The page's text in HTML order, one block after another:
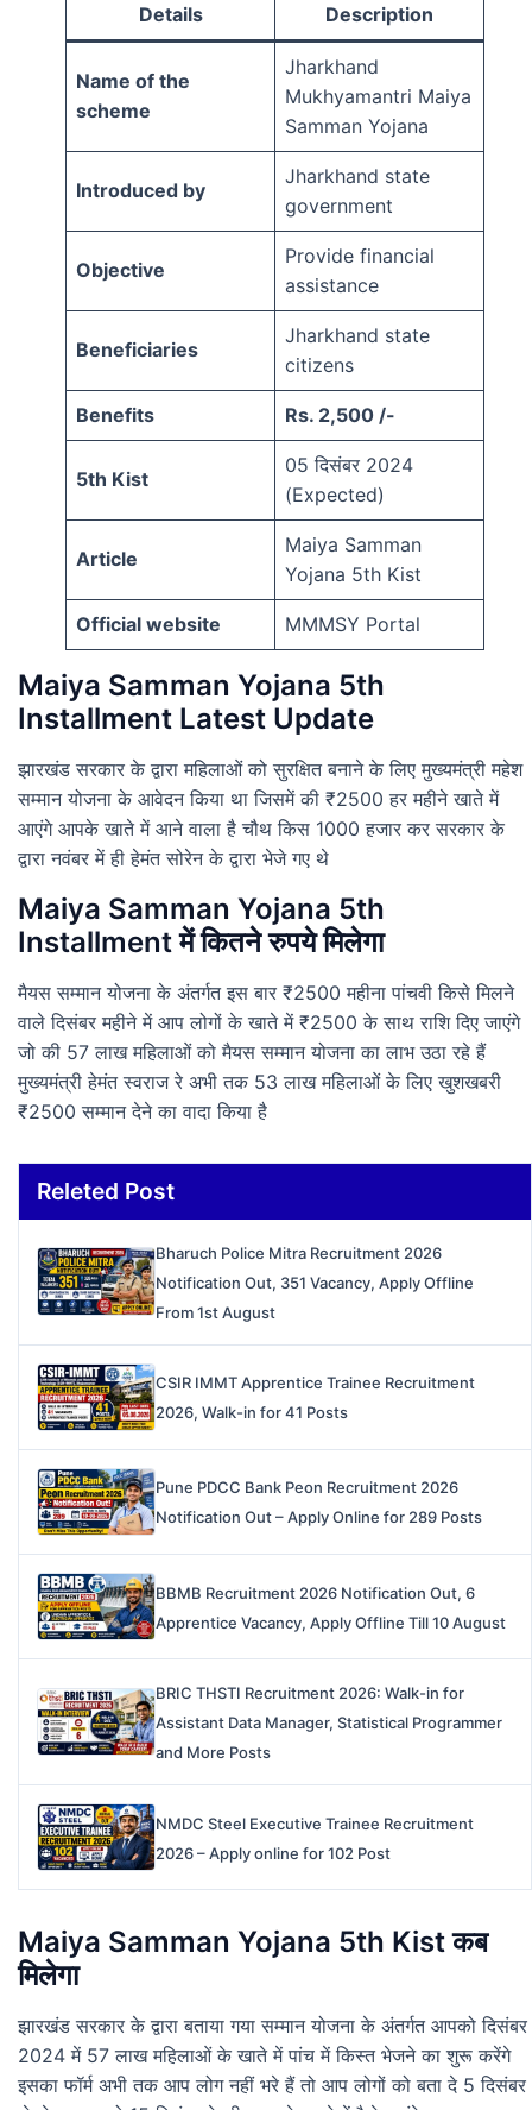
Details Description
Name of the
scheme
Jharkhand
Mukhyamantri Maiya
Samman Yojana
Introduced by
Jharkhand state
government
Objective
Provide financial
assistance
Beneficiaries
Jharkhand state
citizens
Benefits Rs. 2,500 /-
5th Kist
05 दिसंबर 2024
(Expected)
Article
Maiya Samman
Yojana 5th Kist
Official website MMMSY Portal
Maiya Samman Yojana 5th
Installment Latest Update
झारखंड सरकार के द्वारा महिलाओं को सुरक्षित बनाने के लिए मुख्यमंत्री महेश
सम्मान योजना के आवेदन किया था जिसमें की ₹2500 हर महीने खाते में
आएंगे आपके खाते में आने वाला है चौथ किस 1000 हजार कर सरकार के
द्वारा नवंबर में ही हेमंत सोरेन के द्वारा भेजे गए थे
Maiya Samman Yojana 5th
Installment में कितने रुपये मिलेगा
मैयस सम्मान योजना के अंतर्गत इस बार ₹2500 महीना पांचवी किसे मिलने
वाले दिसंबर महीने में आप लोगों के खाते में ₹2500 के साथ राशि दिए जाएंगे
जो की 57 लाख महिलाओं को मैयस सम्मान योजना का लाभ उठा रहे हैं
मुख्यमंत्री हेमंत स्वराज रे अभी तक 53 लाख महिलाओं के लिए खुशखबरी
₹2500 सम्मान देने का वादा किया है
Releted Post
Bharuch Police Mitra Recruitment 2026
Notification Out, 351 Vacancy, Apply Offline
From 1st August
CSIR IMMT Apprentice Trainee Recruitment
2026, Walk-in for 41 Posts
Pune PDCC Bank Peon Recruitment 2026
Notification Out – Apply Online for 289 Posts
BBMB Recruitment 2026 Notification Out, 6
Apprentice Vacancy, Apply Offline Till 10 August
BRIC THSTI Recruitment 2026: Walk-in for
Assistant Data Manager, Statistical Programmer
and More Posts
NMDC Steel Executive Trainee Recruitment
2026 – Apply online for 102 Post
Maiya Samman Yojana 5th Kist कब
मिलेगा
झारखंड सरकार के द्वारा बताया गया सम्मान योजना के अंतर्गत आपको दिसंबर
2024 में 57 लाख महिलाओं के खाते में पांच में किस्त भेजने का शुरू करेंगे
इसका फॉर्म अभी तक आप लोग नहीं भरे हैं तो आप लोगों को बता दे 5 दिसंबर